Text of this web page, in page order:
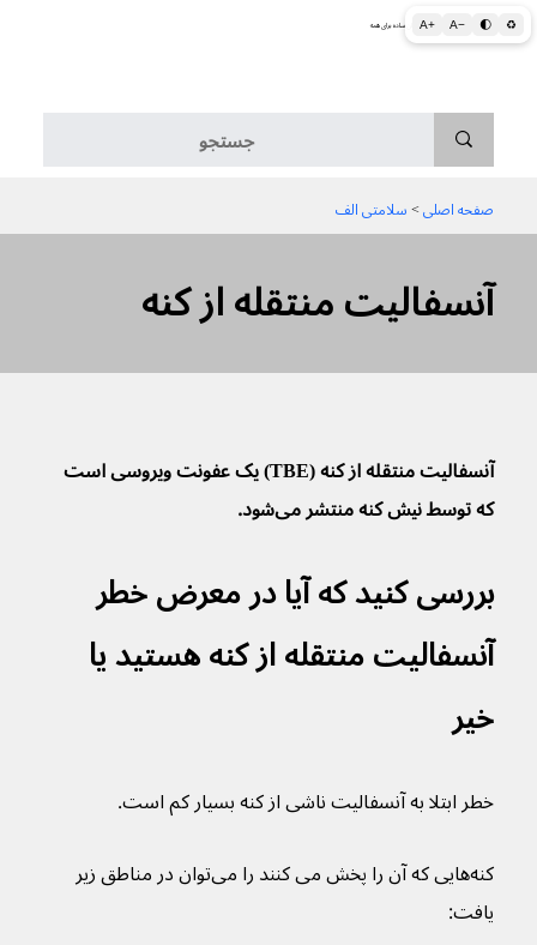
A+ A− 🌓 ♻ اطلاعات پزشکی و بهداشتی به زبان ساده برای همه
آنسفالیت منتقله از کنه
صفحه اصلی > سلامتی الف
آنسفالیت منتقله از کنه (TBE) یک عفونت ویروسی است
که توسط نیش کنه منتشر می‌شود.
بررسی کنید که آیا در معرض خطر
آنسفالیت منتقله از کنه هستید یا
خیر
خطر ابتلا به آنسفالیت ناشی از کنه بسیار کم است.
کنه‌هایی که آن را پخش می کنند را می‌توان در مناطق زیر
یافت: